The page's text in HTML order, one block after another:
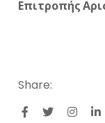
Επιτροπής
Share: